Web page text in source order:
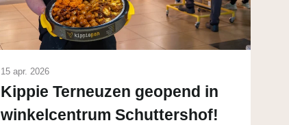
15 apr. 2026
Kippie Terneuzen geopend in
winkelcentrum Schuttershof!